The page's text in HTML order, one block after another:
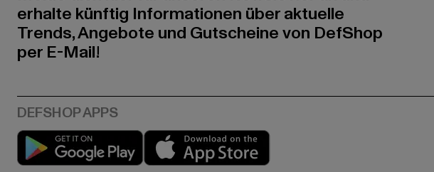
erhalte künftig Informationen über aktuelle
Trends, Angebote und Gutscheine von DefShop
per E-Mail!
Play market